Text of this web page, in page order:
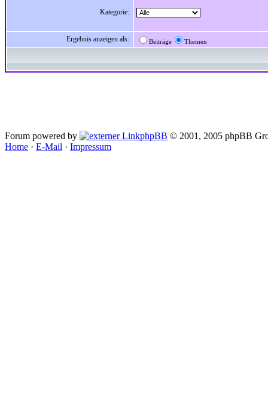
Kategorie:
Ergebnis anzeigen als: Beiträge Themen
Forum powered by phpBB © 2001, 2005 phpBB
Home · E-Mail · Impressum